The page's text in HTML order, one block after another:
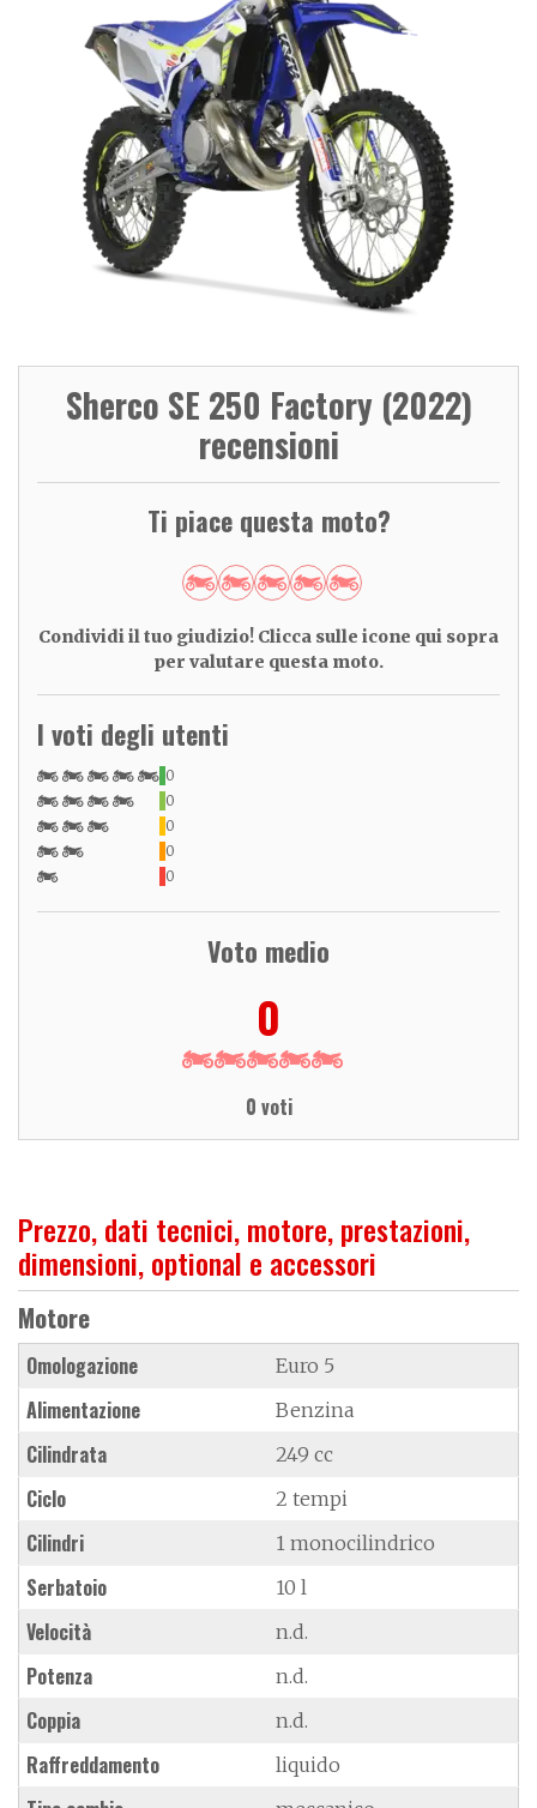
Sherco SE 250 Factory (2022)
recensioni
Ti piace questa moto?
Condividi il tuo giudizio! Clicca sulle icone qui sopra
per valutare questa moto.
I voti degli utenti
0
0
0
0
0
Voto medio
0
0 voti
Prezzo, dati tecnici, motore, prestazioni,
dimensioni, optional e accessori
Motore
Omologazione Euro 5
Alimentazione Benzina
Cilindrata 249 cc
Ciclo 2 tempi
Cilindri 1 monocilindrico
Serbatoio 10 l
Velocità n.d.
Potenza n.d.
Coppia n.d.
Raffreddamento liquido